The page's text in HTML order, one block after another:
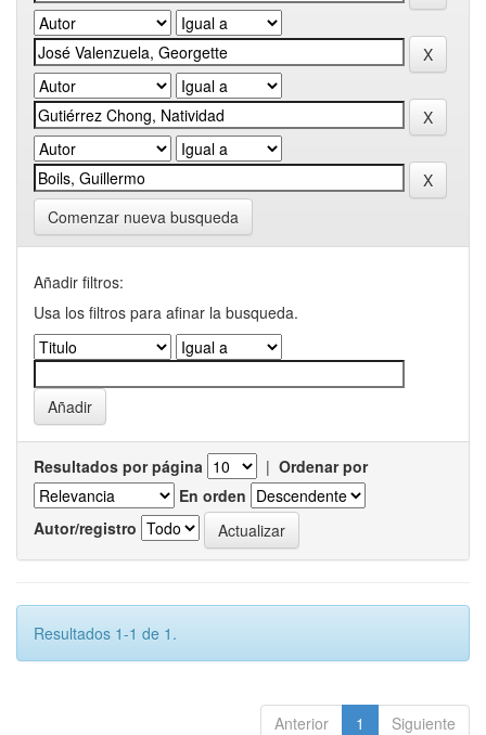
Comenzar nueva busqueda
Añadir filtros:
Usa los filtros para afinar la busqueda.
Resultados por página | Ordenar por
En orden
Autor/registro
Resultados 1-1 de 1.
Anterior 1 Siguiente